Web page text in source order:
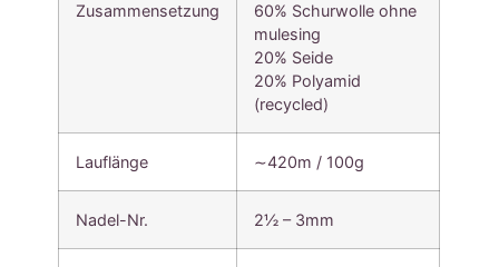
Zusammensetzung
60% Schurwolle ohne
mulesing
20% Seide
20% Polyamid
(recycled)
Lauflänge ∼420m / 100g
Nadel-Nr. 2½ – 3mm